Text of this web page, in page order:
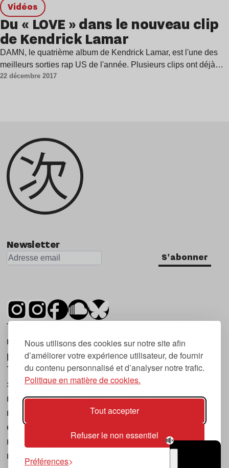
Nous utilisons des cookies sur notre site afin
d’améliorer votre expérience utilisateur, de fournir
du contenu personnalisé et d’analyser notre trafic.
Politique en matière de cookies.
Tout accepter
Refuser le non essentiel
Préférences
Vidéos
Du « LOVE » dans le nouveau clip
de Kendrick Lamar
DAMN, le quatrième album de Kendrick Lamar, est l'une des
meilleurs sorties rap US de l'année. Plusieurs clips ont déjà…
22 décembre 2017
Newsletter
S'abonner
Tsugi est un mensuel indépendant sur la
musique et les nouvelles tendances, dont la
première parution date de 2007.
Tsugi en japonais signifie « prochain », « suivant
», ce qui correspond à la thématique du
magazine, à l’affût des nouvelles tendances
musicales, qu’elles viennent de la musique
électronique, du rock ou du hip hop, et des
nouveaux phénomènes de société liés à la
musique.